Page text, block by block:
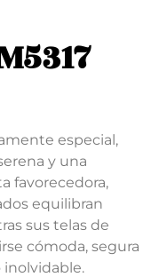
especial,
y una
favorecedora,
equilibran
sus telas de
cómoda, segura